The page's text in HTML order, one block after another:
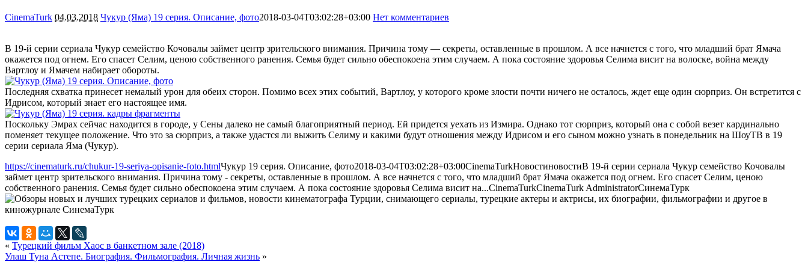
CinemaTurk 04.03.2018 Чукур (Яма) 19 серия. Описание, фото2018-03-04T03:02:28+03:00 Нет комментариев
В 19-й серии сериала Чукур семейство Кочовалы займет центр зрительского внимания. Причина тому — секреты, оставленные в прошлом. А все начнется с того, что младший брат Ямача
окажется под огнем. Его спасет Селим, ценою собственного ранения. Семья будет сильно обеспокоена этим случаем. А пока состояние здоровья Селима висит на волоске, война между
Вартлоу и Ямачем набирает обороты.
Последняя схватка принесет немалый урон для обеих сторон. Помимо всех этих событий, Вартлоу, у которого кроме злости почти ничего не осталось, ждет еще один сюрприз. Он встретится с
Идрисом, который знает его настоящее имя.
Поскольку Эмрах сейчас находится в городе, у Сены далеко не самый благоприятный период. Ей придется уехать из Измира. Однако тот сюрприз, который она с собой везет кардинально
поменяет текущее положение. Что это за сюрприз, а также удастся ли выжить Селиму и какими будут отношения между Идрисом и его сыном можно узнать в понедельник на ШоуТВ в 19
серии сериала Яма (Чукур).
https://cinematurk.ru/chukur-19-seriya-opisanie-foto.htmlЧукур 19 серия. Описание, фото2018-03-04T03:02:28+03:00CinemaTurkНовостиновостиВ 19-й серии сериала Чукур семейство Кочовалы
займет центр зрительского внимания. Причина тому - секреты, оставленные в прошлом. А все начнется с того, что младший брат Ямача окажется под огнем. Его спасет Селим, ценою
собственного ранения. Семья будет сильно обеспокоена этим случаем. А пока состояние здоровья Селима висит на...CinemaTurkCinemaTurk AdministratorСинемаТурк
« Турецкий фильм Хаос в банкетном зале (2018)
Улаш Туна Астепе. Биография. Фильмография. Личная жизнь »